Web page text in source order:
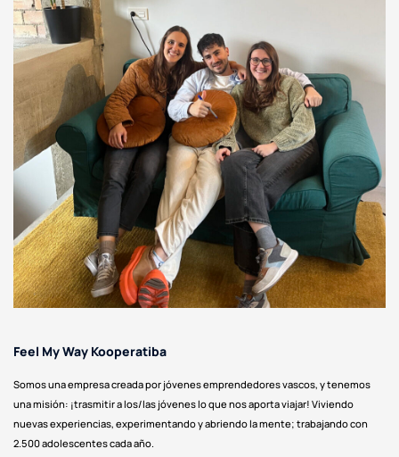
Feel My Way Kooperatiba
Somos una empresa creada por jóvenes emprendedores vascos, y tenemos
una misión: ¡trasmitir a los/las jóvenes lo que nos aporta viajar! Viviendo
nuevas experiencias, experimentando y abriendo la mente; trabajando con
2.500 adolescentes cada año.